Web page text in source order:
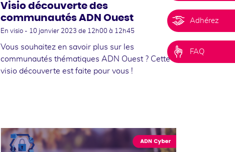
Visio découverte des
communautés ADN Ouest
En visio - 10 janvier 2023 de 12h00 à 12h45
Vous souhaitez en savoir plus sur les
communautés thématiques ADN Ouest ? Cette
visio découverte est faite pour vous !
Adhérez
FAQ